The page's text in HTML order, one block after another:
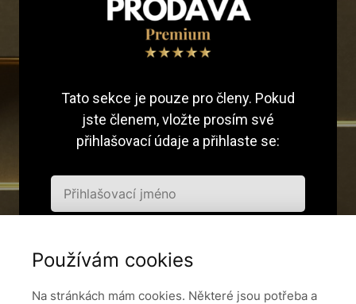
Tato sekce je pouze pro členy. Pokud
jste členem, vložte prosím své
přihlašovací údaje a přihlaste se:
Používám cookies
Na stránkách mám cookies. Některé jsou potřeba a